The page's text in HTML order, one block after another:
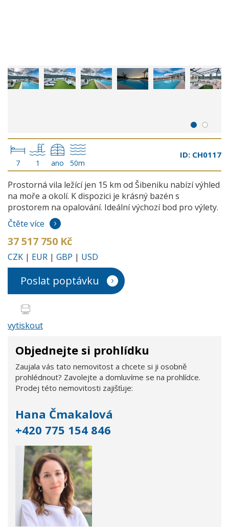
7 1 ano 50m
ID: CH0117
Prostorná vila ležící jen 15 km od Šibeniku nabízí výhled
na moře a okolí. K dispozici je krásný bazén s
prostorem na opalování. Ideální výchozí bod pro výlety.
Čtěte více
37 517 750 Kč
CZK | EUR | GBP | USD
Poslat poptávku
vytiskout
Objednejte si prohlídku
Zaujala vás tato nemovitost a chcete si ji osobně
prohlédnout? Zavolejte a domluvíme se na prohlídce.
Prodej této nemovitosti zajišťuje:
Hana Čmakalová
+420 775 154 846